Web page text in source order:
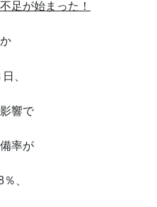
足が始まった！
、
響で
率が
、